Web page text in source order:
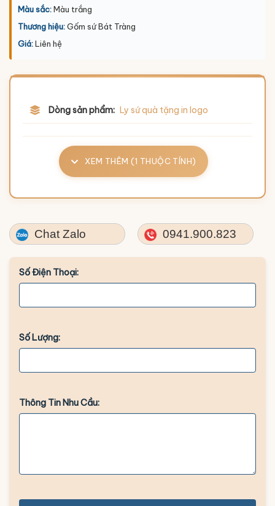
Màu sắc:Màu trắng
Thương hiệu:Gốm sứ Bát Tràng
Giá:Liên hệ
Dòng sản phẩm: Ly sứ quà tặng in logo
XEM THÊM (1 THUỘC TÍNH)
Chat Zalo 0941.900.823
Số Điện Thoại:
Số Lượng:
Thông Tin Nhu Cầu: